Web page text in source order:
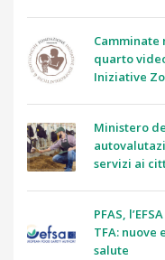
Camminate
quarto
Iniziative
Ministero
servizi ai
PFAS,
TFA: nuove
salute